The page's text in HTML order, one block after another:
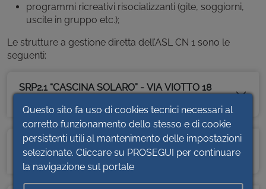
programmi ricreativi risocializzanti (gite, soggiorni,
uscite in gruppo etc.);
Le strutture a gestione diretta dell’ASL CN 1 sono le
seguenti:
SRP2.1 “CASCINA SOLARO” - VIA VIOTTO 18
SRP2.1 “I GIRASOLI” – VIALE MONS. ROSTAGNO
12, FRAZIONE CUSSANIO - FOSSANO
Questo sito fa uso di cookies tecnici necessari al
corretto funzionamento dello stesso e di cookie
persistenti utili al mantenimento delle impostazioni
selezionate. Cliccare su PROSEGUI per continuare
la navigazione sul portale